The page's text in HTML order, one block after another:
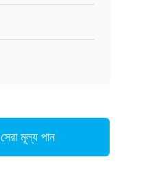
সেরা মূল্য পান